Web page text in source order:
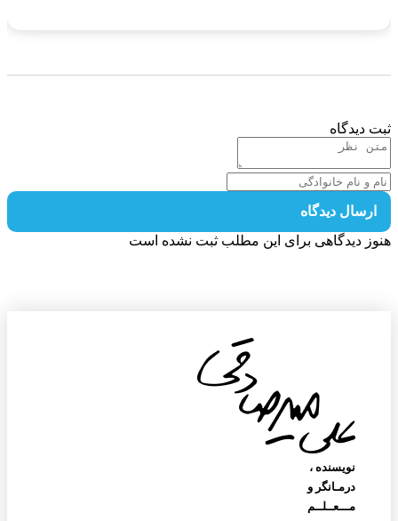
دیدگاه
دیدگاه
دیدگاهی برای این مطلب ثبت نشده است
نویسنده‌ ،
درمـانگر و
مـــعــلــم